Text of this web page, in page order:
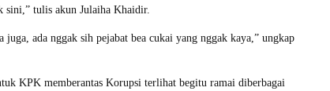
sini,” tulis akun Julaiha Khaidir.
juga, ada nggak sih pejabat bea cukai yang nggak kaya,” ungkap
KPK memberantas Korupsi terlihat begitu ramai diberbagai